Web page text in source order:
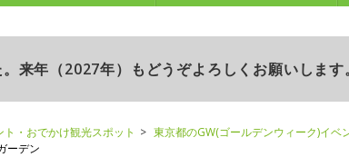
来年（2027年）もどうぞよろしくお願いします。
・おでかけ観光スポット
東京都のGW(ゴールデンウィーク)イベ
ーデン